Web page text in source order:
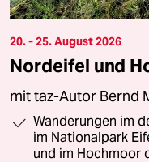
20. - 25. August 2026
Nordeifel und
mit taz-Autor Bernd
Wanderungen im
im Nationalpark
und im Hochmoor